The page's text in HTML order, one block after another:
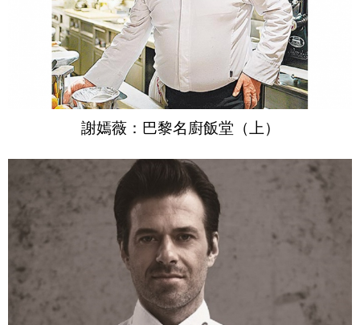
謝嫣薇：巴黎名廚飯堂（上）